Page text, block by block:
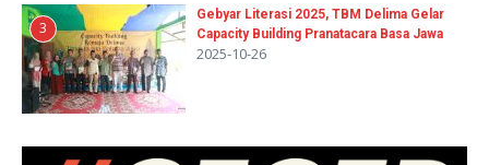
3
Gebyar Literasi 2025, TBM Delima Gelar
Capacity Building Pranatacara Basa Jawa
2025-10-26